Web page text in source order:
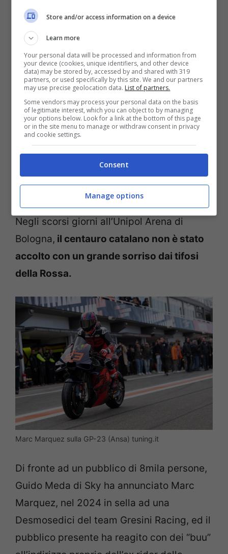
team Gresini Racing.
Marc Marquez e la
reazione dei fan italiani
La Ducati è un simbolo del made in Italy.
Nella squadra corse ufficiale siedono due
straordinari talenti nostrani, come Bagnaia,
bicampione del mondo, e Bastianini. Il
comportamento del #93 con il
connazionale Martin del team Pramac,
nella tappa in Qatar, non è piaciuto ai fan.
Negli scorsi giorni all’Unipol Arena di
Bologna, il centauro catalano non è stato
accolto con un grande sorriso dai tifosi
della Rossa.
Marc Marquez sulla GP-23 (Ansa) tuning.it
Di fronte ad un pubblico di 8mila persone,
Guido Meda di Sky ha annunciato Marc
Marquez, nel 2024 in sella ad una
Desmosedici del team Gresini Racing, ed il
pubblico presente ha reagito con dei “buu”
Store and/or access information on a device
Learn more
Your personal data will be processed and information from
your device (cookies, unique identifiers, and other device
data) may be stored by, accessed by and shared with 319
partners, or used specifically by this site. We and our partners
may use precise geolocation data. List of partners.
Some vendors may process your personal data on the basis
of legitimate interest, which you can object to by managing
your options below. Look for a link at the bottom of this page
or in the site menu to manage or withdraw consent in privacy
and cookie settings.
Consent
Manage options